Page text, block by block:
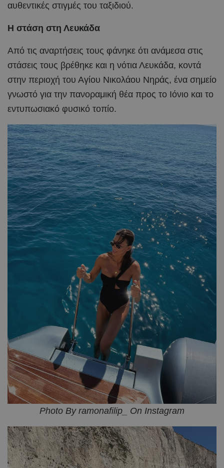
αυθεντικές στιγμές του ταξιδιού.
Η στάση στη Λευκάδα
Από τις αναρτήσεις τους φάνηκε ότι ανάμεσα στις
στάσεις τους βρέθηκε και η νότια Λευκάδα, κοντά
στην περιοχή του Αγίου Νικολάου Νηράς, ένα σημείο
γνωστό για την πανοραμική θέα προς το Ιόνιο και το
εντυπωσιακό φυσικό τοπίο.
Photo By ramonafilip_ On Instagram